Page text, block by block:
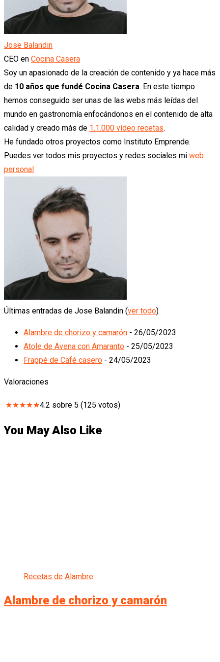
Jose Balandin
CEO en Cocina Casera
Soy un apasionado de la creación de contenido y ya hace más
de 10 años que fundé Cocina Casera. En este tiempo
hemos conseguido ser unas de las webs más leídas del
mundo en gastronomía enfocándonos en el contenido de alta
calidad y creado más de 1.1.000 vídeo recetas.
He fundado otros proyectos como Instituto Emprende.
Puedes ver todos mis proyectos y redes sociales mi web
personal
Últimas entradas de Jose Balandin (ver todo)
Alambre de chorizo y camarón - 26/05/2023
Atole de Avena con Amaranto - 25/05/2023
Frappé de Café casero - 24/05/2023
Valoraciones
★★★★★4.2 sobre 5 (125 votos)
You May Also Like
Recetas de Alambre
Alambre de chorizo y camarón